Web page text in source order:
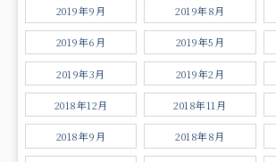
2019年9月 2019年8月
2019年6月 2019年5月
2019年3月 2019年2月
2018年12月 2018年11月
2018年9月 2018年8月